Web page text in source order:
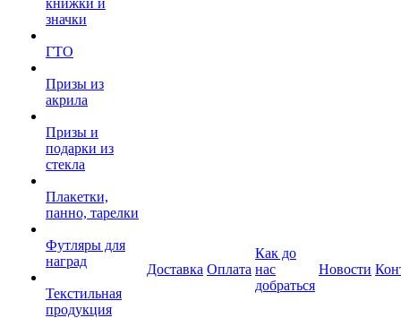
книжки и
значки
ГТО
Призы из
акрила
Призы и
подарки из
стекла
Плакетки,
панно, тарелки
Футляры для
наград
Текстильная
продукция
Доставка Оплата
Как до
нас
добраться
Новости